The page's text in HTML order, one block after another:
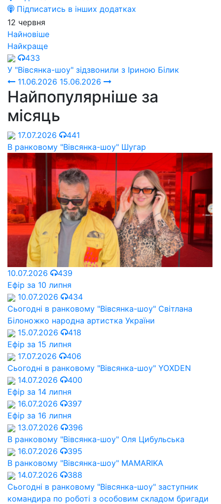
Підписатись в інших додатках
12 червня
Найновіше
Найкраще
433
У "Вівсянка-шоу" зідзвонили з Іриною Білик
11.06.2026 15.06.2026
Найпопулярніше за
місяць
17.07.2026
441
В ранковому "Вівсянка-шоу" Шугар
10.07.2026
439
Ефір за 10 липня
10.07.2026
434
Сьогодні в ранковому "Вівсянка-шоу" Cвітлана
Білоножко народна артистка України
15.07.2026
418
Ефір за 15 липня
17.07.2026
406
Сьогодні в ранковому "Вівсянка-шоу" YOXDEN
14.07.2026
400
Ефір за 14 липня
16.07.2026
397
Ефір за 16 липня
13.07.2026
396
В ранковому "Вівсянка-шоу" Оля Цибульська
16.07.2026
395
В ранковому "Вівсянка-шоу" MAMARIKA
14.07.2026
388
Сьогодні в ранковому "Вівсянка-шоу" заступник
командира по роботі з особовим складом бригади